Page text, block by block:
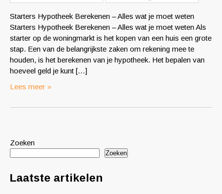
Starters Hypotheek Berekenen – Alles wat je moet weten
Starters Hypotheek Berekenen – Alles wat je moet weten Als
starter op de woningmarkt is het kopen van een huis een grote
stap. Een van de belangrijkste zaken om rekening mee te
houden, is het berekenen van je hypotheek. Het bepalen van
hoeveel geld je kunt […]
Lees meer »
Zoeken
Zoeken
Laatste artikelen